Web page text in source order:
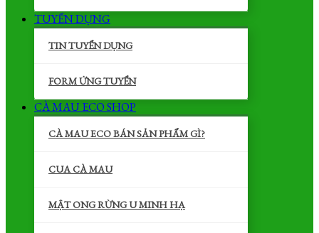
TUYỂN DỤNG
TIN TUYỂN DỤNG
FORM ỨNG TUYỂN
CÀ MAU ECO SHOP
CÀ MAU ECO BÁN SẢN PHẨM GÌ?
CUA CÀ MAU
MẬT ONG RỪNG U MINH HẠ